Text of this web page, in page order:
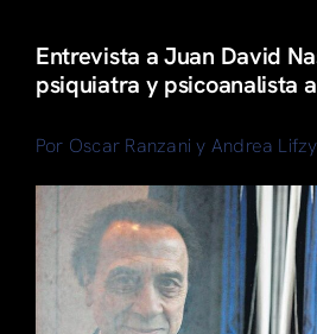
Trainings & workshops
Search
for:
Entrevista a Juan David
psiquiatra y psicoanalista
Por Oscar Ranzani y Andrea